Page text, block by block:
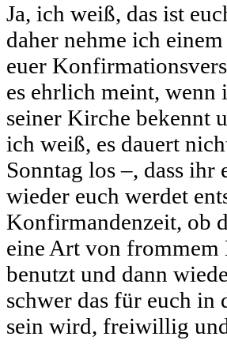
Ja, ich weiß, das ist
daher nehme ich
euer
es ehrlich meint, wenn
seiner Kirche bekennt
ich weiß, es dauert
Sonntag los –, dass ihr
wieder euch werdet
Konfirmandenzeit, ob
eine Art von frommem
benutzt und dann
schwer das für euch in
sein wird, freiwillig